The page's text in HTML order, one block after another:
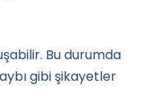
Bu durumda
gibi şikayetler